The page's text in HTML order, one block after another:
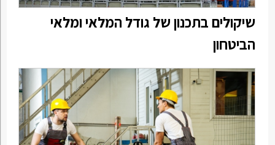
שיקולים בתכנון של גודל המלאי ומלאי
הביטחון